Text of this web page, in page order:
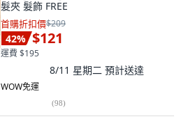
髮夾 髮飾 FREE
首購折扣價$209
42% $121
運費 $195
8/11 星期二 預計送達
WOW免運
(98)